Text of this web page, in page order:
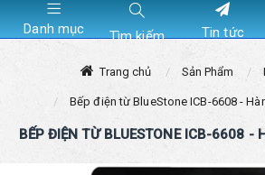
Danh mục Tìm kiếm Tin tức
Trang chủ Sản Phẩm
Bếp điện từ BlueStone ICB-6608 -
BẾP ĐIỆN TỪ BLUESTONE ICB-6608 -